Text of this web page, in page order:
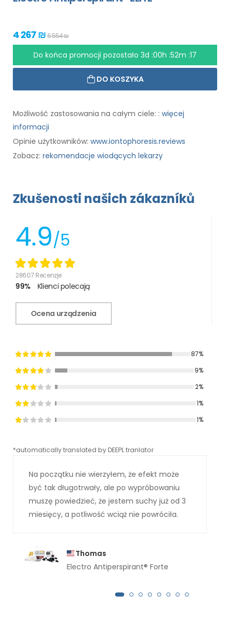
4 267 ₪6 554 ₪
Do końca promocji pozostało 3d :00h :52m :17
DO KOSZYKA
Możliwość zastosowania na całym ciele: : więcej
informacji
Opinie użytkowników: www.iontophoresis.reviews
Zobacz: rekomendacje wiodących lekarzy
Zkušenosti našich zákazníků
4.9/5
28607 Recenzje
99% Klienci polecają
Ocena urządzenia
87%
9%
2%
1%
1%
*automatically translated by DEEPL tranlator
Na początku nie wierzyłem, że efekt może
być tak długotrwały, ale po wypróbowaniu
muszę powiedzieć, że jestem suchy już od 3
miesięcy, a potliwość wciąż nie powróciła.
Thomas
Electro Antiperspirant® Forte